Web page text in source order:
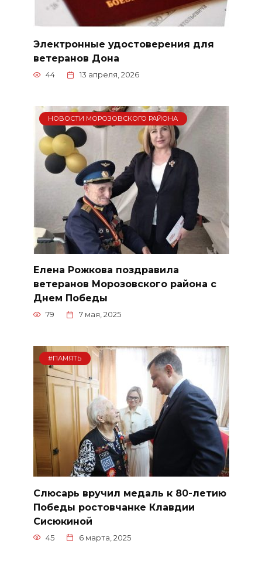
Электронные удостоверения для
ветеранов Дона
44 13 апреля, 2026
НОВОСТИ МОРОЗОВСКОГО РАЙОНА
Елена Рожкова поздравила
ветеранов Морозовского района с
Днем Победы
79 7 мая, 2025
#ПАМЯТЬ
Слюсарь вручил медаль к 80-летию
Победы ростовчанке Клавдии
Сисюкиной
45 6 марта, 2025